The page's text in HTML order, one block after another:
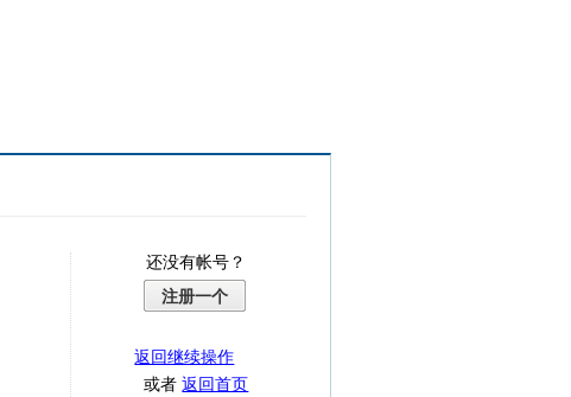
还没有帐号？
注册一个
返回继续操作
或者返回首页